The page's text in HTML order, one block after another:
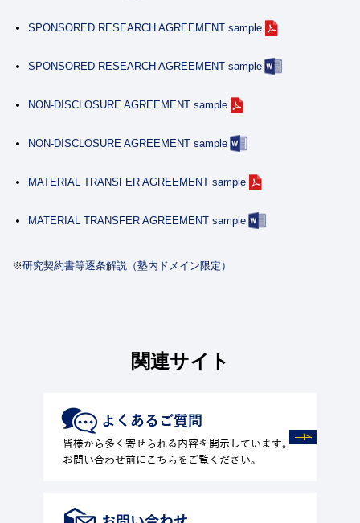
SPONSORED RESEARCH AGREEMENT sample
SPONSORED RESEARCH AGREEMENT sample
NON-DISCLOSURE AGREEMENT sample
NON-DISCLOSURE AGREEMENT sample
MATERIAL TRANSFER AGREEMENT sample
MATERIAL TRANSFER AGREEMENT sample
※研究契約書等逐条解説（塾内ドメイン限定）
関連サイト